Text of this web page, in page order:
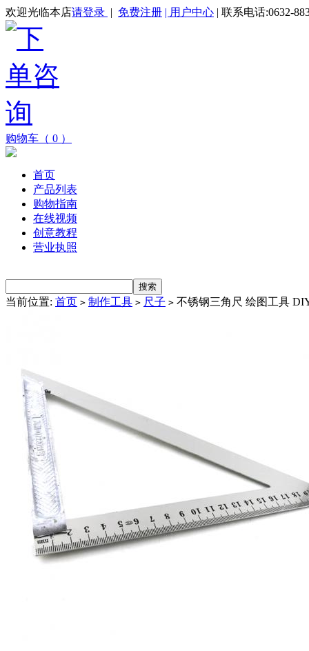
欢迎光临本店请登录 | 免费注册 | 用户中心 | 联系电话:0632-
购物车（ 0 ）
首页
产品列表
购物指南
在线视频
创意教程
营业执照
当前位置: 首页 > 制作工具 > 尺子 > 不锈钢三角尺 绘图工具